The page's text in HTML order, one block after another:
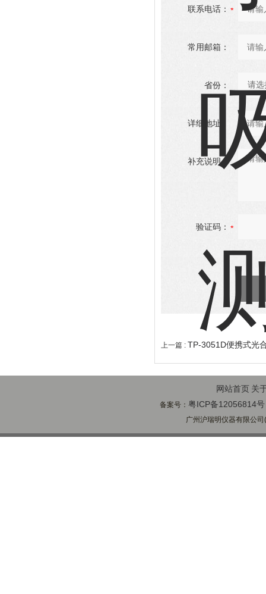
联系电话：
常用邮箱：
省份：
详细地址：
补充说明：
验证码：
上一篇 : TP-3051D便携式光
网站首页 关
备案号： 粤ICP备12056814号
广州沪瑞明仪器有限公